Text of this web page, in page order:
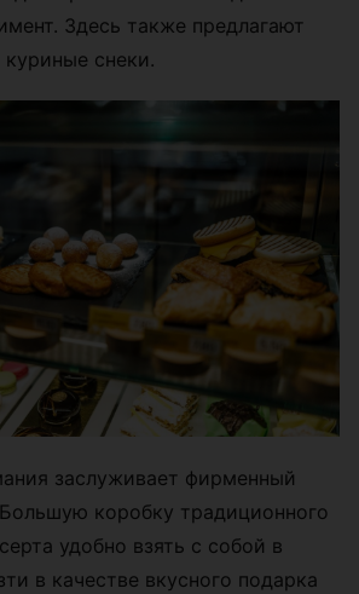
Здесь также предлагают
снеки.
заслуживает фирменный
коробку традиционного
удобно взять с собой в
в качестве вкусного подарка